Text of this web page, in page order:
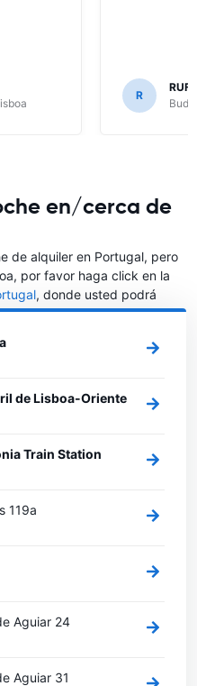
R
en/cerca de
de alquiler en Portugal, pero
por favor haga click en la
, donde usted podrá
desea alquilar un coche.
de Lisboa-Oriente
Train Station
119a
Aguiar 24
Aguiar 31